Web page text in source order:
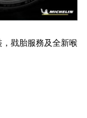
戥胎服務及全新喉